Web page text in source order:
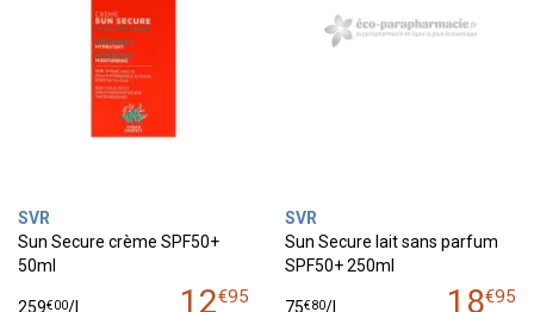
SVR
Sun Secure crème SPF50+
50ml
12€95
259€00/
SVR
Sun Secure lait sans parfum
SPF50+ 250ml
18€95
75€80/